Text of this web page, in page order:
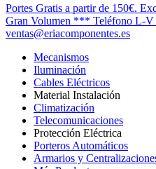
Cerrar
Menú
Portes Gratis a partir de 150€.
Gran Volumen *** Teléfono L-V
ventas@eriacomponentes.es
Mecanismos
Iluminación
Cables Eléctricos
Material Instalación
Climatización
Telecomunicaciones
Protección Eléctrica
Porteros Automáticos
Armarios y